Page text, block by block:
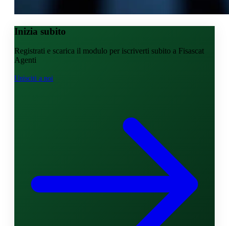
Inizia subito
Registrati e scarica il modulo per iscriverti subito a Fisascat
Agenti
Unisciti a noi